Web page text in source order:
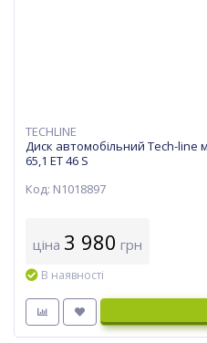
TECHLINE
Диск автомобільний Tech-line
65,1 ET 46 S
Код: N1018897
ціна 3 980 грн
В наявності